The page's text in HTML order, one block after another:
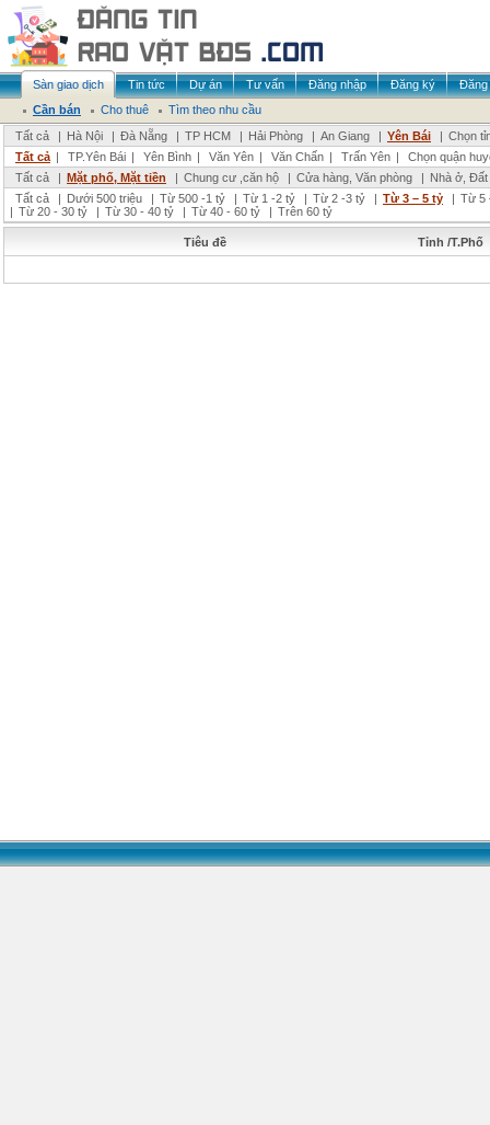
Sàn giao dịch Tin tức Dự án Tư vấn Đăng nhập Đăng ký
Đăng
Cần bán
Cho thuê
Tìm theo nhu cầu
Tất cả
| Hà Nội | Đà Nẵng | TP HCM | Hải Phòng | An Giang | Yên Bái | Chọn
Tất cả | TP.Yên Bái | Yên Bình | Văn Yên | Văn Chấn | Trấn Yên |
Chọn quận
Tất cả
| Mặt phố, Mặt tiền | Chung cư ,căn hộ | Cửa hàng, Văn phòng | Nhà ở,
Tất cả
| Dưới 500 triệu | Từ 500 -1 tỷ | Từ 1 -2 tỷ | Từ 2 -3 tỷ | Từ 3 – 5 tỷ | Từ 5
| Từ 20 - 30 tỷ | Từ 30 - 40 tỷ | Từ 40 - 60 tỷ | Trên 60 tỷ
Tiêu đề Tỉnh /T.Phố